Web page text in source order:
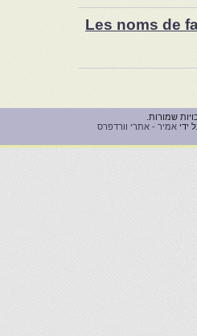
Les noms de
ידי אמיר - אתרי וורדפרס